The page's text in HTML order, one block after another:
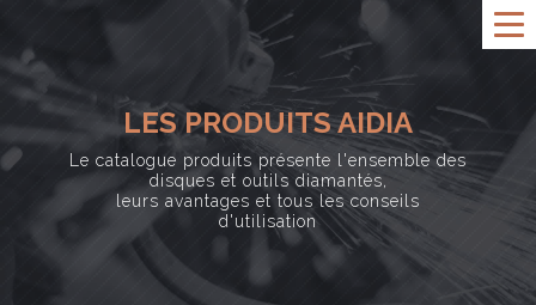
LES PRODUITS AIDIA
Le catalogue produits présente l'ensemble des
disques et outils diamantés,
leurs avantages et tous les conseils
d'utilisation